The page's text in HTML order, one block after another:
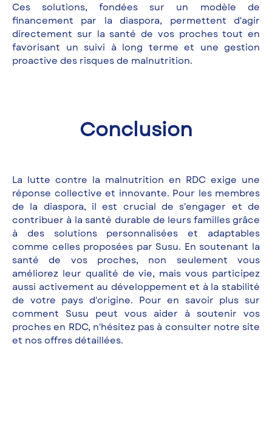
Ces solutions, fondées sur un modèle de
financement par la diaspora, permettent d'agir
directement sur la santé de vos proches tout en
favorisant un suivi à long terme et une gestion
proactive des risques de malnutrition.
Conclusion
La lutte contre la malnutrition en RDC exige une
réponse collective et innovante. Pour les membres
de la diaspora, il est crucial de s'engager et de
contribuer à la santé durable de leurs familles grâce
à des solutions personnalisées et adaptables
comme celles proposées par Susu. En soutenant la
santé de vos proches, non seulement vous
améliorez leur qualité de vie, mais vous participez
aussi activement au développement et à la stabilité
de votre pays d'origine. Pour en savoir plus sur
comment Susu peut vous aider à soutenir vos
proches en RDC, n'hésitez pas à consulter notre site
et nos offres détaillées.